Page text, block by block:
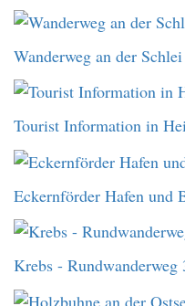
Wanderweg an der
Tourist Information in
Eckernförder Hafen und
Krebs - Rundwanderweg